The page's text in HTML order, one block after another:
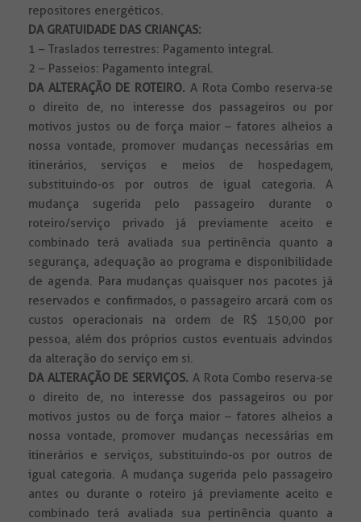
repositores energéticos.
DA GRATUIDADE DAS CRIANÇAS:
1 – Traslados terrestres: Pagamento integral.
2 – Passeios: Pagamento integral.
DA ALTERAÇÃO DE ROTEIRO. A Rota Combo reserva-se
o direito de, no interesse dos passageiros ou por
motivos justos ou de força maior – fatores alheios a
nossa vontade, promover mudanças necessárias em
itinerários, serviços e meios de hospedagem,
substituindo-os por outros de igual categoria. A
mudança sugerida pelo passageiro durante o
roteiro/serviço privado já previamente aceito e
combinado terá avaliada sua pertinência quanto a
segurança, adequação ao programa e disponibilidade
de agenda. Para mudanças quaisquer nos pacotes já
reservados e confirmados, o passageiro arcará com os
custos operacionais na ordem de R$ 150,00 por
pessoa, além dos próprios custos eventuais advindos
da alteração do serviço em si.
DA ALTERAÇÃO DE SERVIÇOS. A Rota Combo reserva-se
o direito de, no interesse dos passageiros ou por
motivos justos ou de força maior – fatores alheios a
nossa vontade, promover mudanças necessárias em
itinerários e serviços, substituindo-os por outros de
igual categoria. A mudança sugerida pelo passageiro
antes ou durante o roteiro já previamente aceito e
combinado terá avaliada sua pertinência quanto a